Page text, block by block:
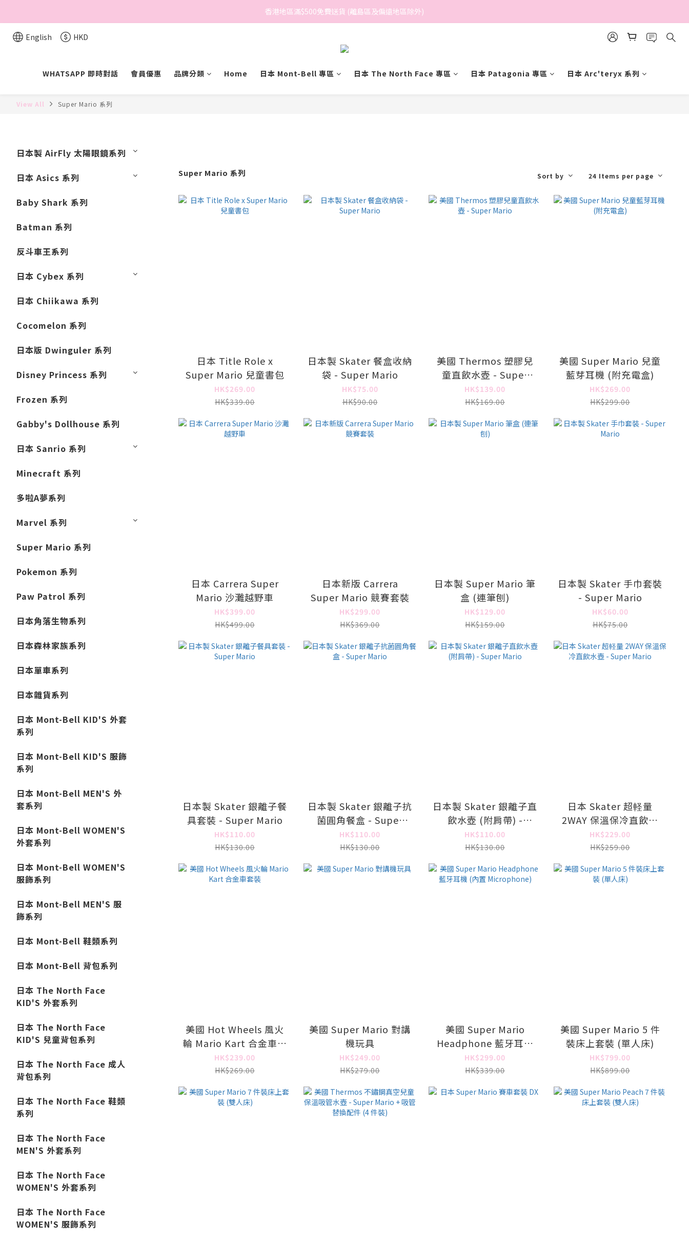
香港地區滿$500免費送貨 (離島區及偏遠地區除外)
香港地區滿$500免費送貨 (離島區及偏遠地區除外)
English HKD
WHATSAPP 即時對話 會員優惠 品牌分類 Home 日本 Mont-Bell 專區 日本 The North Face 專區 日本 Patagonia 專區 日本 Arc'teryx 系列
View All Super Mario 系列
日本製 AirFly 太陽眼鏡系列
日本 Asics 系列
Baby Shark 系列
Batman 系列
反斗車王系列
日本 Cybex 系列
日本 Chiikawa 系列
Cocomelon 系列
日本版 Dwinguler 系列
Disney Princess 系列
Frozen 系列
Gabby's Dollhouse 系列
日本 Sanrio 系列
Minecraft 系列
多啦A夢系列
Marvel 系列
Super Mario 系列
Pokemon 系列
Paw Patrol 系列
日本角落生物系列
日本森林家族系列
日本單車系列
日本雜貨系列
日本 Mont-Bell KID'S 外套
系列
日本 Mont-Bell KID'S 服飾
系列
日本 Mont-Bell MEN'S 外
套系列
日本 Mont-Bell WOMEN'S
外套系列
日本 Mont-Bell WOMEN'S
服飾系列
日本 Mont-Bell MEN'S 服
飾系列
日本 Mont-Bell 鞋類系列
日本 Mont-Bell 背包系列
日本 The North Face
KID'S 外套系列
日本 The North Face
KID'S 兒童背包系列
日本 The North Face 成人
背包系列
日本 The North Face 鞋類
系列
日本 The North Face
MEN'S 外套系列
日本 The North Face
WOMEN'S 外套系列
日本 The North Face
WOMEN'S 服飾系列
Super Mario 系列 Sort by 24 Items per page
日本 Title Role x
Super Mario 兒童書包
HK$269.00
HK$339.00
日本製 Skater 餐盒收納
袋 - Super Mario
HK$75.00
HK$90.00
美國 Thermos 塑膠兒
童直飲水壺 - Super
Mario
HK$139.00
HK$169.00
美國 Super Mario 兒童
藍芽耳機 (附充電盒)
HK$269.00
HK$299.00
日本 Carrera Super
Mario 沙灘越野車
HK$399.00
HK$499.00
日本新版 Carrera
Super Mario 競賽套裝
HK$299.00
HK$369.00
日本製 Super Mario 筆
盒 (連筆刨)
HK$129.00
HK$159.00
日本製 Skater 手巾套裝
- Super Mario
HK$60.00
HK$75.00
日本製 Skater 銀離子餐
具套裝 - Super Mario
HK$110.00
HK$130.00
日本製 Skater 銀離子抗
菌圓角餐盒 - Super
Mario
HK$110.00
HK$130.00
日本製 Skater 銀離子直
飲水壺 (附肩帶) -
Super Mario
HK$110.00
HK$130.00
日本 Skater 超軽量
2WAY 保溫保冷直飲水
壺 - Super Mario
HK$229.00
HK$259.00
美國 Hot Wheels 風火
輪 Mario Kart 合金車套
裝
HK$239.00
HK$269.00
美國 Super Mario 對講
機玩具
HK$249.00
HK$279.00
美國 Super Mario
Headphone 藍牙耳機
(內置 Microphone)
HK$299.00
HK$339.00
美國 Super Mario 5 件
裝床上套裝 (單人床)
HK$799.00
HK$899.00